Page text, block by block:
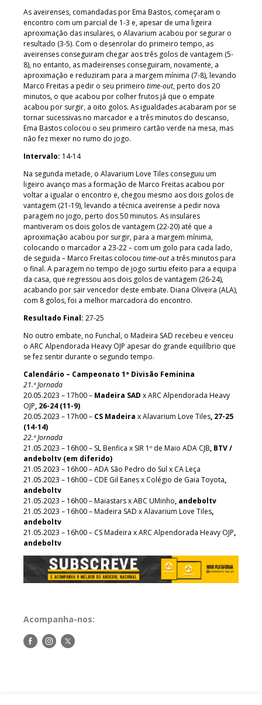
As aveirenses, comandadas por Ema Bastos, começaram o
encontro com um parcial de 1-3 e, apesar de uma ligeira
aproximação das insulares, o Alavarium acabou por segurar o
resultado (3-5). Com o desenrolar do primeiro tempo, as
aveirenses conseguiram chegar aos três golos de vantagem (5-
8), no entanto, as madeirenses conseguiram, novamente, a
aproximação e reduziram para a margem mínima (7-8), levando
Marco Freitas a pedir o seu primeiro time-out, perto dos 20
minutos, o que acabou por colher frutos já que o empate
acabou por surgir, a oito golos. As igualdades acabaram por se
tornar sucessivas no marcador e a três minutos do descanso,
Ema Bastos colocou o seu primeiro cartão verde na mesa, mas
não fez mexer no rumo do jogo.
Intervalo: 14-14
Na segunda metade, o Alavarium Love Tiles conseguiu um
ligeiro avanço mas a formação de Marco Freitas acabou por
voltar a igualar o encontro e, chegou mesmo aos dois golos de
vantagem (21-19), levando a técnica aveirense a pedir nova
paragem no jogo, perto dos 50 minutos. As insulares
mantiveram os dois golos de vantagem (22-20) até que a
aproximação acabou por surgir, para a margem mínima,
colocando o marcador a 23-22 – com um golo para cada lado,
de seguida – Marco Freitas colocou time-outa três minutos para
o final. A paragem no tempo de jogo surtiu efeito para a equipa
da casa, que regressou aos dois golos de vantagem (26-24),
acabando por sair vencedor deste embate. Diana Oliveira (ALA),
com 8 golos, foi a melhor marcadora do encontro.
Resultado Final: 27-25
No outro embate, no Funchal, o Madeira SAD recebeu e venceu
o ARC Alpendorada Heavy OJP apesar do grande equilíbrio que
se fez sentir durante o segundo tempo.
Calendário – Campeonato 1ª Divisão Feminina
21.ª Jornada
20.05.2023 – 17h00 – Madeira SAD x ARC Alpendorada Heavy
OJP, 26-24 (11-9)
20.05.2023 – 17h00 – CS Madeira x Alavarium Love Tiles, 27-25
(14-14)
22.ª Jornada
21.05.2023 – 16h00 – SL Benfica x SIR 1º de Maio ADA CJB, BTV /
andeboltv (em diferido)
21.05.2023 – 16h00 – ADA São Pedro do Sul x CA Leça
21.05.2023 – 16h00 – CDE Gil Eanes x Colégio de Gaia Toyota,
andeboltv
21.05.2023 – 16h00 – Maiastars x ABC UMinho, andeboltv
21.05.2023 – 16h00 – Madeira SAD x Alavarium Love Tiles,
andeboltv
21.05.2023 – 16h00 – CS Madeira x ARC Alpendorada Heavy OJP,
andeboltv
Acompanha-nos:
Siga-Siga-Siga-